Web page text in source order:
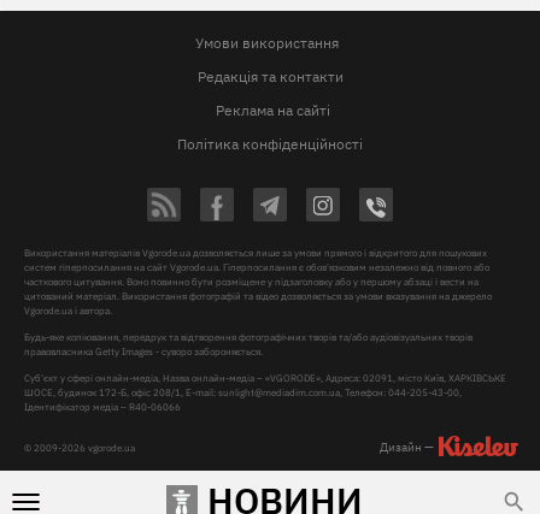
НОВИНИ
Умови використання
Редакція та контакти
Реклама на сайті
Політика конфіденційності
© 2009-2026 vgorode.ua
Використання матеріалів Vgorode.ua дозволяється лише за умови прямого і відкритого для пошукових
систем гіперпосилання на сайт Vgorode.ua. Гіперпосилання є обов'язковим незалежно від повного або
часткового цитування. Воно повинно бути розміщене у підзаголовку або у першому абзаці і вести на
цитований матеріал. Використання фотографій та відео дозволяється за умови вказування на джерело
Vgorode.ua і автора.
Будь-яке копіювання, передрук та відтворення фотографічних творів та/або аудіовізуальних творів
правовласника Getty Images - суворо забороняється.
Суб'єкт у сфері онлайн-медіа, Назва онлайн-медіа – «VGORODE», Адреса: 02091, місто Київ, ХАРКІВСЬКЕ
ШОСЕ, будинок 172-Б, офіс 208/1, E-mail:sunlight@mediadim.com.ua, Телефон: 044-205-43-00,
Ідентифікатор медіа – R40-06066
Дизайн —